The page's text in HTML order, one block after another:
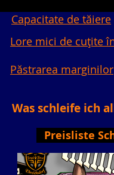
Capacitate de tăiere
Lore mici de cuțite
Păstrarea marginilor
Was schleife ich
Preisliste